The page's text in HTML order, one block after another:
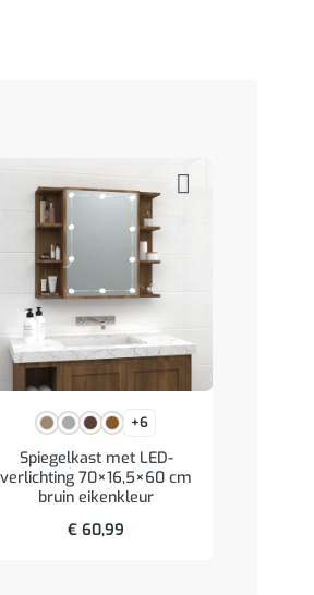
+6
Spiegelkast met LED-
verlichting 70×16,5×60 cm
bruin eikenkleur
€ 60,99